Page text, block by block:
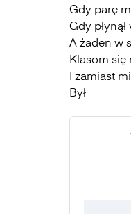
Gdy parę
Gdy
A żaden w
Klasom się
I zamiast
Był